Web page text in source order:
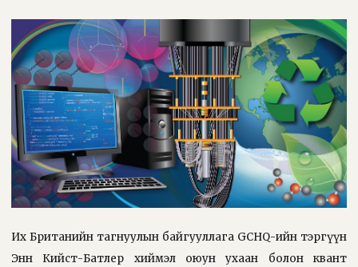
Их Британийн тагнуулын байгууллага GCHQ-ийн тэргүүн
Энн Кийст-Батлер хиймэл оюун ухаан болон квант